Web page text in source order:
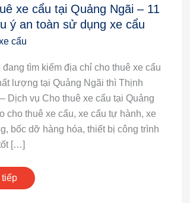
xe cẩu tại Quảng Ngãi – 11
ý an toàn sử dụng xe cẩu
cẩu
đang tìm kiếm địa chỉ cho thuê xe cẩu
lượng tại Quảng Ngãi thì Thịnh
Dịch vụ Cho thuê xe cẩu tại Quảng
cho thuê xe cẩu, xe cẩu tự hành, xe
bốc dỡ hàng hóa, thiết bị công trình
[…]